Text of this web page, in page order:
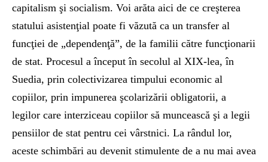
capitalism şi socialism. Voi arăta aici de ce creşterea
statului asistenţial poate fi văzută ca un transfer al
funcţiei de „dependenţă”, de la familii către funcţionarii
de stat. Procesul a început în secolul al XIX-lea, în
Suedia, prin colectivizarea timpului economic al
copiilor, prin impunerea şcolarizării obligatorii, a
legilor care interziceau copiilor să muncească şi a legii
pensiilor de stat pentru cei vârstnici. La rândul lor,
aceste schimbări au devenit stimulente de a nu mai avea